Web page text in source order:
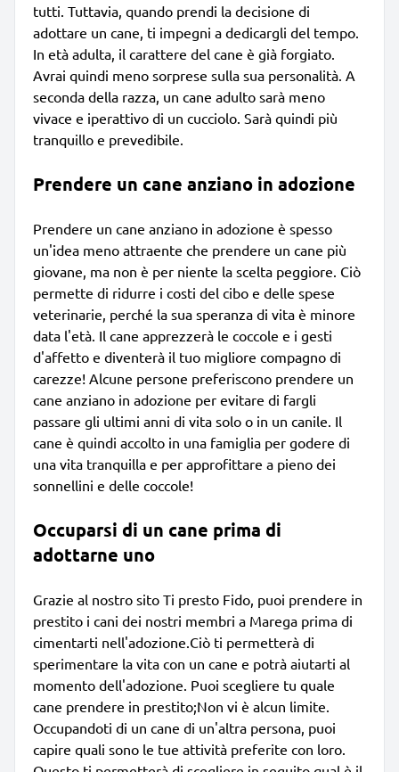
tutti. Tuttavia, quando prendi la decisione di
adottare un cane, ti impegni a dedicargli del tempo.
In età adulta, il carattere del cane è già forgiato.
Avrai quindi meno sorprese sulla sua personalità. A
seconda della razza, un cane adulto sarà meno
vivace e iperattivo di un cucciolo. Sarà quindi più
tranquillo e prevedibile.
Prendere un cane anziano in adozione
Prendere un cane anziano in adozione è spesso
un'idea meno attraente che prendere un cane più
giovane, ma non è per niente la scelta peggiore. Ciò
permette di ridurre i costi del cibo e delle spese
veterinarie, perché la sua speranza di vita è minore
data l'età. Il cane apprezzerà le coccole e i gesti
d'affetto e diventerà il tuo migliore compagno di
carezze! Alcune persone preferiscono prendere un
cane anziano in adozione per evitare di fargli
passare gli ultimi anni di vita solo o in un canile. Il
cane è quindi accolto in una famiglia per godere di
una vita tranquilla e per approfittare a pieno dei
sonnellini e delle coccole!
Occuparsi di un cane prima di
adottarne uno
Grazie al nostro sito Ti presto Fido, puoi prendere in
prestito i cani dei nostri membri a Marega prima di
cimentarti nell'adozione.Ciò ti permetterà di
sperimentare la vita con un cane e potrà aiutarti al
momento dell'adozione. Puoi scegliere tu quale
cane prendere in prestito;Non vi è alcun limite.
Occupandoti di un cane di un'altra persona, puoi
capire quali sono le tue attività preferite con loro.